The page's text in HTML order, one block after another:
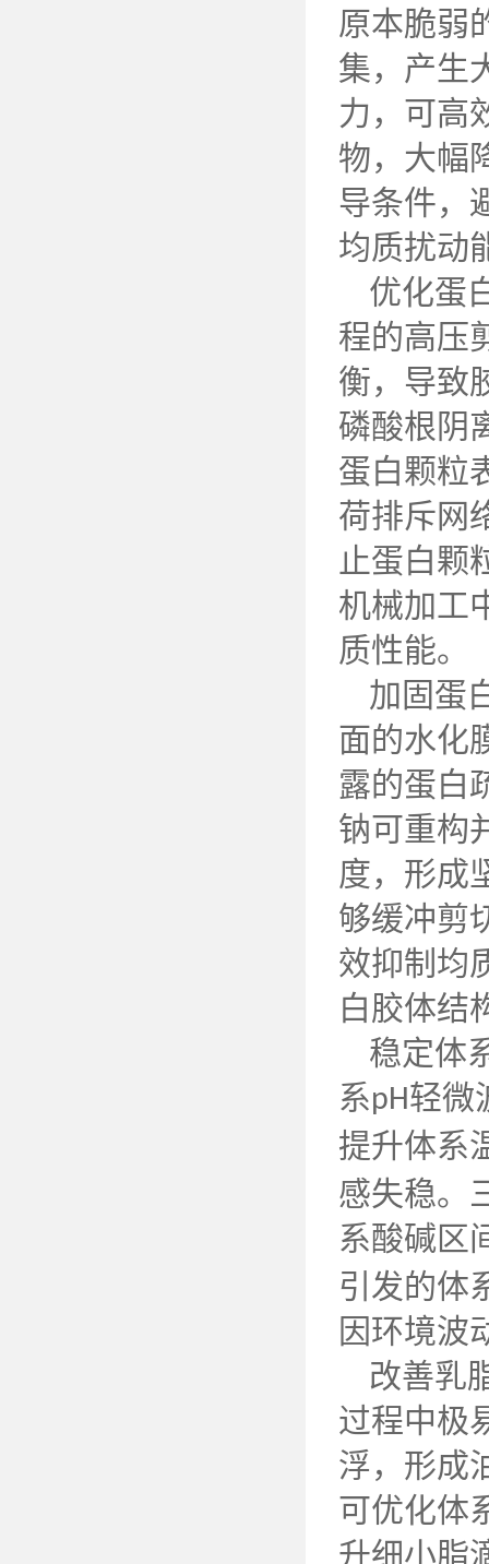
原本脆弱
集，产生
力，可高
物，大幅
导条件，
均质扰动
优化蛋
程的高压
衡，导致
磷酸根阴
蛋白颗粒
荷排斥网
止蛋白颗
机械加工
质性能。
加固蛋
面的水化
露的蛋白
钠可重构
度，形成
够缓冲剪
效抑制均
白胶体结
稳定体
系pH轻微
提升体系
感失稳。
系酸碱区
引发的体
因环境波
改善乳
过程中极
浮，形成
可优化体
升细小脂